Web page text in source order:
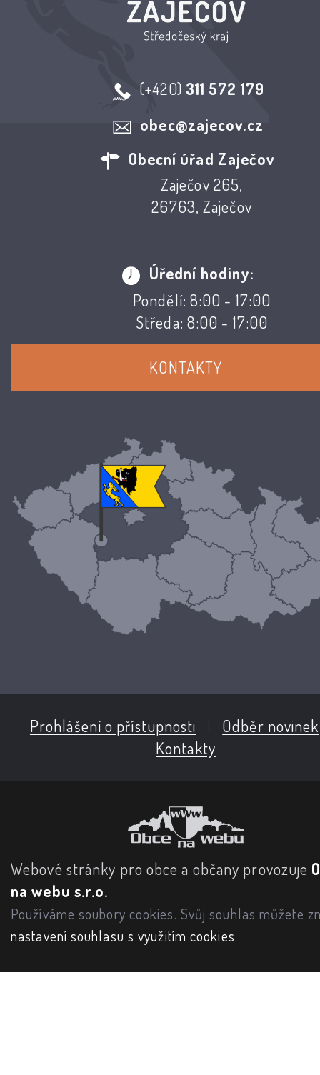
(+420) 311 572 179
obec@zajecov.cz
Obecní úřad Zaječov
Zaječov 265,
26763, Zaječov
Úřední hodiny:
Pondělí: 8:00 - 17:00
Středa: 8:00 - 17:00
KONTAKTY
Prohlášení o přístupnosti Odběr novinek
Kontakty
Webové stránky pro obce a občany provozuje
na webu s.r.o.
Používáme soubory cookies. Svůj souhlas můžete
nastavení souhlasu s využitím cookies.